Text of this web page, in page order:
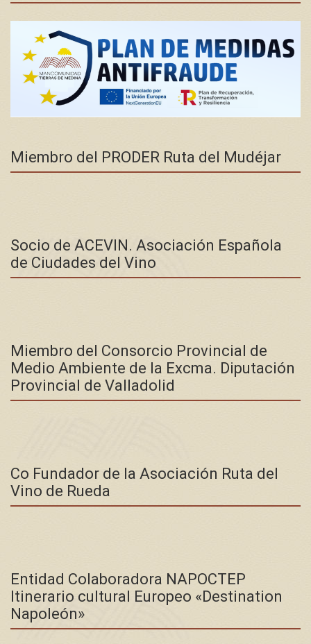
Miembro del PRODER Ruta del Mudéjar
Socio de ACEVIN. Asociación Española
de Ciudades del Vino
Miembro del Consorcio Provincial de
Medio Ambiente de la Excma. Diputación
Provincial de Valladolid
Co Fundador de la Asociación Ruta del
Vino de Rueda
Entidad Colaboradora NAPOCTEP
Itinerario cultural Europeo «Destination
Napoleón»